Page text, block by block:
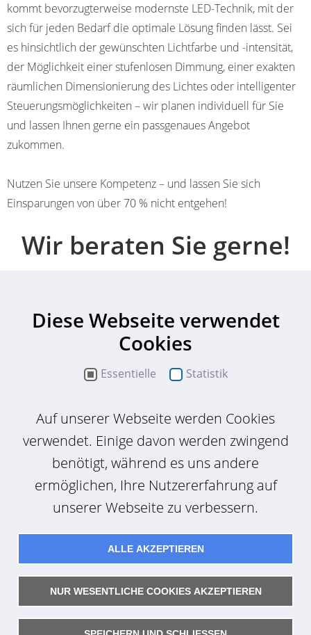
kommt bevorzugterweise modernste LED-Technik, mit der
sich für jeden Bedarf die optimale Lösung finden lässt. Sei
es hinsichtlich der gewünschten Licht­farbe und -intensität,
der Möglichkeit einer stufenlosen Dimmung, einer exakten
räumlichen Dimen­sionierung des Lichtes oder intelli­genter
Steuerungs­möglichkeiten – wir planen individuell für Sie
und lassen Ihnen gerne ein pass­genaues Angebot
zukommen.
Nutzen Sie unsere Kompetenz – und lassen Sie sich
Einsparungen von über 70 % nicht entgehen!
Wir beraten Sie gerne!
Kommunaldienstleistungen
Alexander Weiß
M.Sc., Projektbearbeiter Consulting /
Kommunaldienstleistungen
Kontaktieren Sie uns
Diese Webseite verwendet
Cookies
Essentielle Statistik
Auf unserer Webseite werden Cookies
verwendet. Einige davon werden zwingend
benötigt, während es uns andere
ermöglichen, Ihre Nutzererfahrung auf
unserer Webseite zu verbessern.
ALLE AKZEPTIEREN
NUR WESENTLICHE COOKIES AKZEPTIEREN